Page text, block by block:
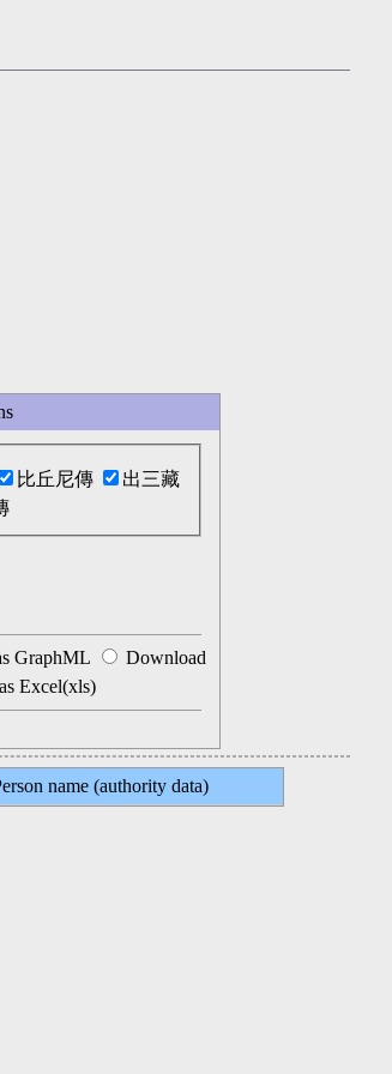
比丘尼傳
出三藏
GraphML
Download
Excel(xls)
name (authority data)